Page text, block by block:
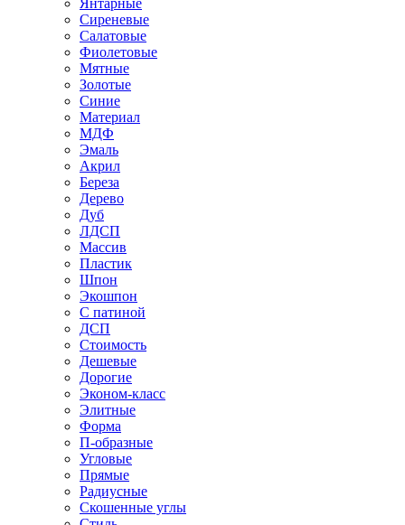
Янтарные
Сиреневые
Салатовые
Фиолетовые
Мятные
Золотые
Синие
Материал
МДФ
Эмаль
Акрил
Береза
Дерево
Дуб
ЛДСП
Массив
Пластик
Шпон
Экошпон
С патиной
ДСП
Стоимость
Дешевые
Дорогие
Эконом-класс
Элитные
Форма
П-образные
Угловые
Прямые
Радиусные
Скошенные углы